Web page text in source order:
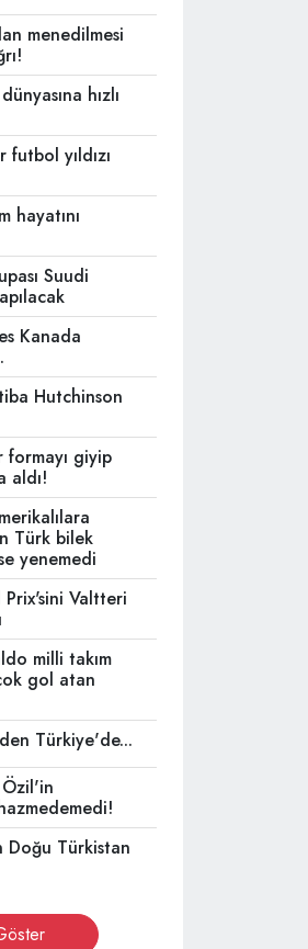
menedilmesi
hızlı
yıldızı
hayatını
Suudi
Kanada
Hutchinson
giyip
aldı!
Türk bilek
yenemedi
Valtteri
milli takım
gol atan
Türkiye'de...
Türkistan